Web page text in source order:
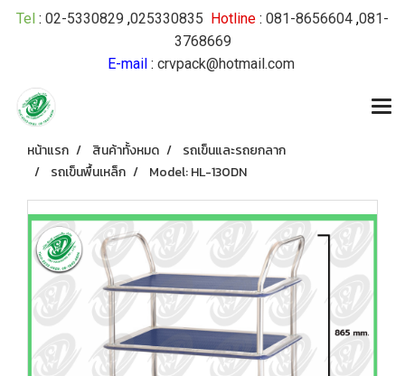
Tel : 02-5330829 ,025330835 Hotline : 081-8656604 ,081-
3768669
E-mail: crvpack@hotmail.com
หน้าแรก สินค้าทั้งหมด
รถเข็นและรถยกลาก
รถเข็นพื้นเหล็ก
Model: HL-130DN